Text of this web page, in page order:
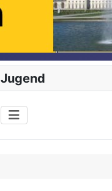
Jugend